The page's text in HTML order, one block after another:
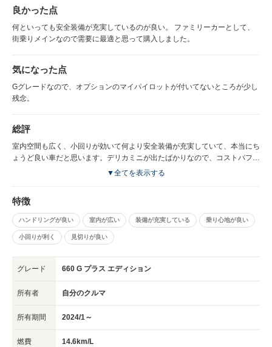
良かった点
何といっても安全装備が充実しているのが良い。 ファミリーカーとして、
街乗りメインなので需要に最適と思って購入しました。
気になった点
Gグレードなので、オプションのマイパイロットが付いてないところが少し
残念。
総評
室内空間も広く、小回りが効いて何より安全装備が充実していて、本当にち
ょうど良い車だと思います。デリカミニが出たばかりなので、コストパフォ
ーマンスもかなりあってオトクでした！
▼全てを表示する
特徴
ハンドリングが良い 室内が広い 装備が充実している 乗り心地が良い
小回りが利く 見切りが良い
グレード 660 G プラス エディション
所有者 自分のクルマ
所有期間 2024/1～
燃費 14.6km/L